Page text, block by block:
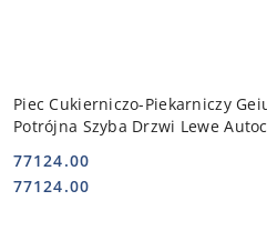
Piec Cukierniczo-Piekarniczy
Potrójna Szyba Drzwi Lewe
Cena:
77124.00
Cena:
77124.00